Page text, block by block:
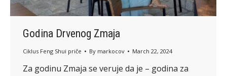
Godina Drvenog Zmaja
Ciklus Feng Shui priče By markocov March 22, 2024
Za godinu Zmaja se veruje da je – godina za